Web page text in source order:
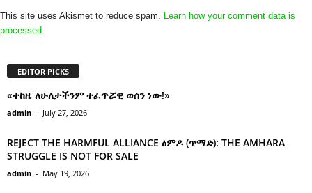
This site uses Akismet to reduce spam. Learn how your comment data is
processed.
EDITOR PICKS
«ተከዜ ለሁለታችንም ተፈጥሯዊ ወሰን ነው!»
admin - July 27, 2026
REJECT THE HARMFUL ALLIANCE ፅምዶ (ጥማድ): THE AMHARA
STRUGGLE IS NOT FOR SALE
admin - May 19, 2026